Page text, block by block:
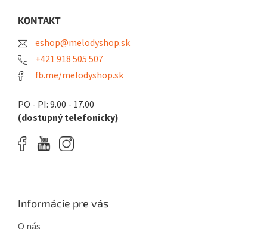
KONTAKT
eshop@melodyshop.sk
+421 918 505 507
fb.me/melodyshop.sk
PO - PI: 9.00 - 17.00
(dostupný telefonicky)
Informácie pre vás